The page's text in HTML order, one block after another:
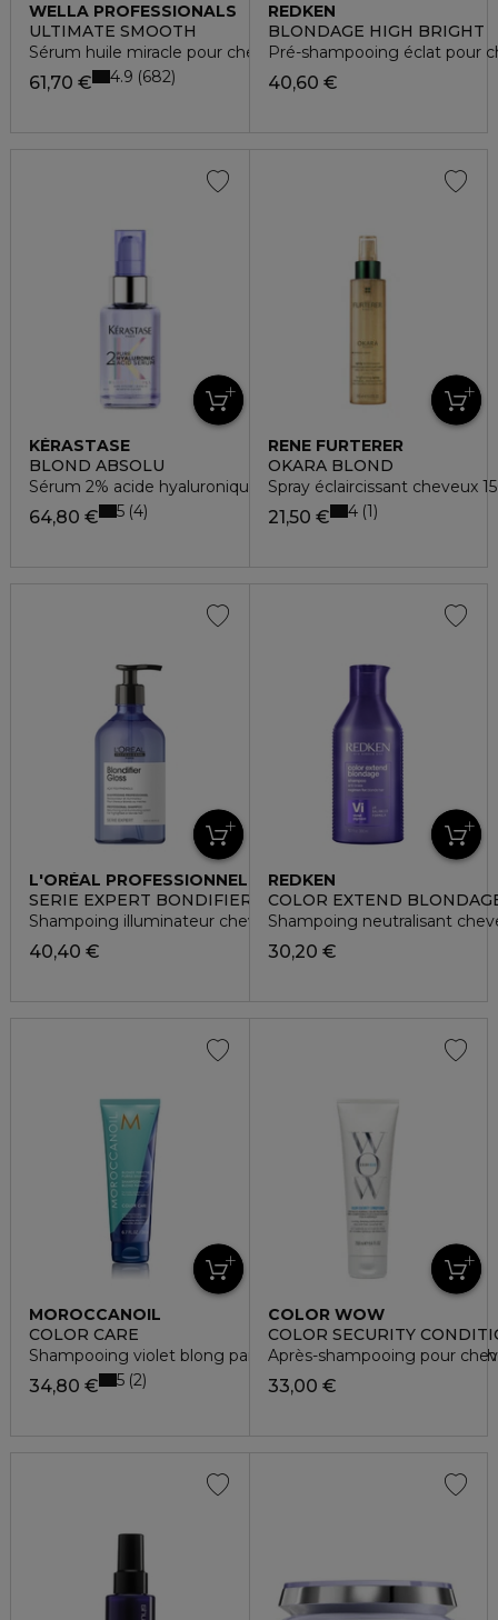
WELLA PROFESSIONALS
ULTIMATE SMOOTH
Sérum huile miracle pour cheveux secs, ternes ou frisés
61,70 € 4.9 682
REDKEN
BLONDAGE HIGH BRIGHT
Pré-shampooing éclat pour
40,60 €
KÉRASTASE
BLOND ABSOLU
Sérum 2% acide hyaluronique pure
64,80 € 5 4
RENE FURTERER
OKARA BLOND
Spray éclaircissant cheveux
21,50 € 4 1
L'ORÉAL PROFESSIONNEL
SERIE EXPERT BONDIFIER
Shampoing illuminateur cheveux blonds
40,40 €
REDKEN
COLOR EXTEND
Shampoing neutralisant
30,20 €
MOROCCANOIL
COLOR CARE
Shampooing violet blong parfait pour cheveux blonds,
34,80 € 5 2
COLOR WOW
COLOR SECURITY
Après-shampooing pour
33,00 €